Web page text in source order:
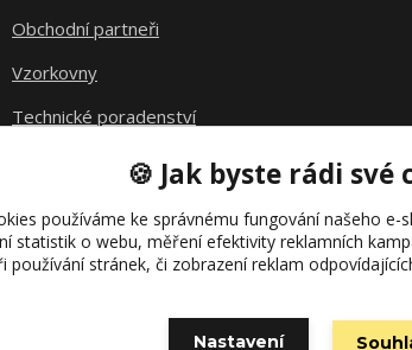
Obchodní partneři
Vzorkovny
Technické poradenství
🍪 Jak byste rádi své
používáme ke správnému fungování našeho e-
statistik o webu, měření efektivity reklamních
používání stránek, či zobrazení reklam
Nastavení